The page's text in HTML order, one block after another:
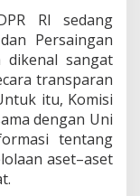
RI sedang
Persaingan
dikenal sangat
transparan
itu, Komisi
dengan Uni
tentang
aset–aset